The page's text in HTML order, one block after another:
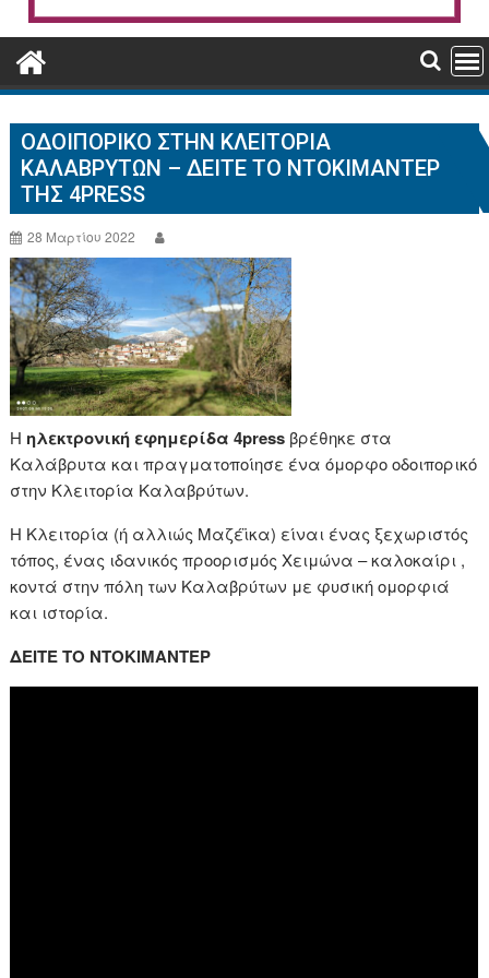
ΟΔΟΙΠΟΡΙΚΌ ΣΤΗΝ ΚΛΕΙΤΟΡΊΑ
ΚΑΛΑΒΡΎΤΩΝ – ΔΕΙΤΕ ΤΟ ΝΤΟΚΙΜΑΝΤΈΡ
ΤΗΣ 4PRESS
28 Μαρτίου 2022
Η ηλεκτρονική εφημερίδα 4press βρέθηκε στα
Καλάβρυτα και πραγματοποίησε ένα όμορφο οδοιπορικό
στην Κλειτορία Καλαβρύτων.
Η Κλειτορία (ή αλλιώς Μαζέϊκα) είναι ένας ξεχωριστός
τόπος, ένας ιδανικός προορισμός Χειμώνα – καλοκαίρι ,
κοντά στην πόλη των Καλαβρύτων με φυσική ομορφιά
και ιστορία.
ΔΕΙΤΕ ΤΟ ΝΤΟΚΙΜΑΝΤΕΡ